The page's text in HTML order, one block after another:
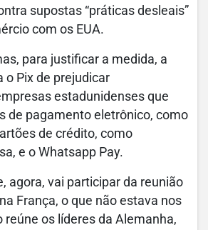
supostas “práticas desleais”
com os EUA.
para justificar a medida, a
o Pix de prejudicar
estadunidenses que
de pagamento eletrônico, como
de crédito, como
e o Whatsapp Pay.
agora, vai participar da reunião
França, o que não estava nos
reúne os líderes da Alemanha,